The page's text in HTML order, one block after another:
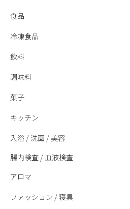
食品
冷凍食品
飲料
調味料
菓子
キッチン
入浴 / 洗面 / 美容
腸内検査 / 血液検査
アロマ
ファッション / 寝具